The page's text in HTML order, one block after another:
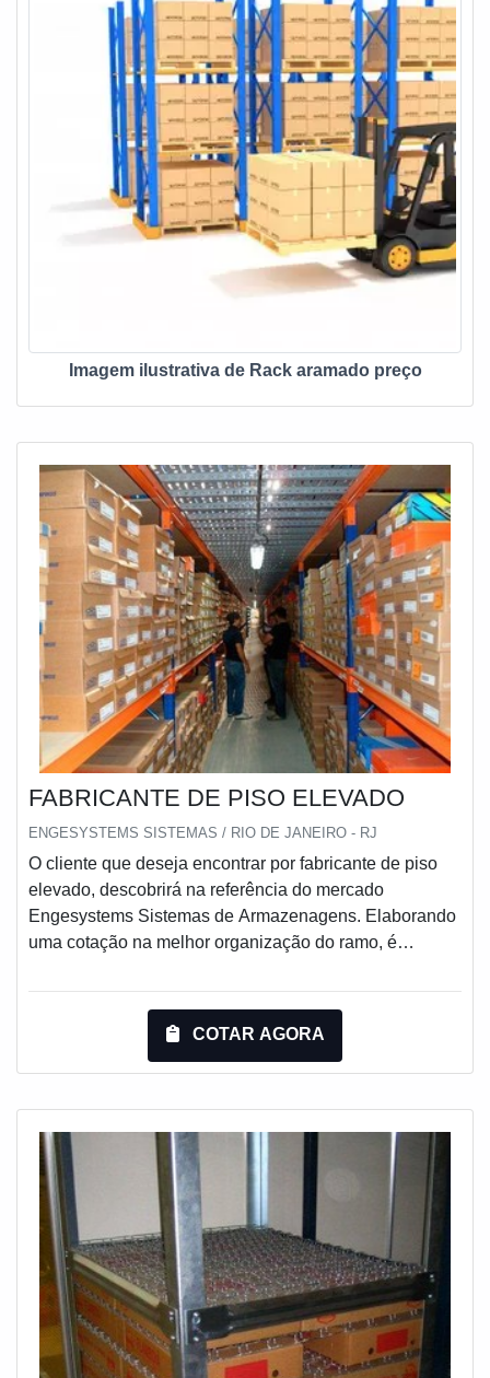
Imagem ilustrativa de Rack aramado preço
FABRICANTE DE PISO ELEVADO
ENGESYSTEMS SISTEMAS / RIO DE JANEIRO - RJ
O cliente que deseja encontrar por fabricante de piso
elevado, descobrirá na referência do mercado
Engesystems Sistemas de Armazenagens. Elaborando
uma cotação na melhor organização do ramo, é
qualidade.DIFERENCIAIS IMPORTANTES DO
FABRICANTE DE PISO ELEVADOQuem está à
procura de fabricante de piso elevado em uma empresa
comprometida com seus serviços, encontra na internet
gaiola aramada, a companhia foca em tecnologia e
desenvolvimento no que gera resultado ao cliente.Não
obstante, quando falamos em fabricante de piso
elevado, mais do que visar apenas lucratividade, deve
oferecer produtos e serviços que tenham ótima
qualidade e proteção, detalhes primordiais que são
deixados de lado por muitas empresas que não focam
na fidelização do cliente.É importante lembrar que o
produto deve ser adquirido com empresas
COTAR AGORA